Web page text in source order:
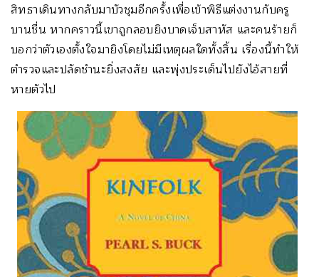
สิทธาเดินทางกลับมาบัวชุมอีกครั้งเพื่อเข้าพิธีแต่งงานกับครู
บานชื่น หากคราวนี้เขาถูกลอบยิงบาดเจ็บสาหัส และคนร้ายก็
บอกว่าตัวเองตั้งใจมายิงโดยไม่มีเหตุผลใดทั้งสิ้น เรื่องนี้ทำให้
ตำรวจและปลัดชำนะยิ่งสงสัย และพุ่งประเด็นไปยังไอ้สายที่
หายตัวไป